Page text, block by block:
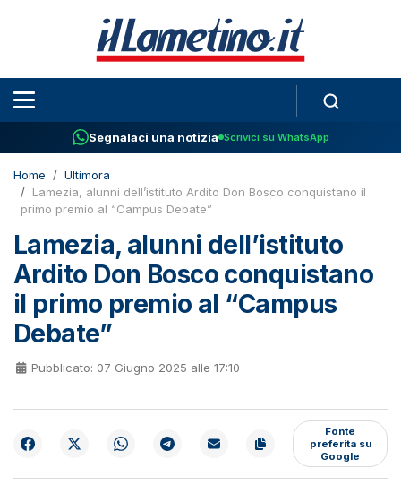
Segnalaci una notizia Scrivici su WhatsApp
Home
Ultimora
Lamezia, alunni dell’istituto Ardito Don Bosco conquistano il
primo premio al “Campus Debate”
Lamezia, alunni dell’istituto
Ardito Don Bosco conquistano
il primo premio al “Campus
Debate”
Pubblicato: 07 Giugno 2025 alle 17:10
Fonte
preferita su
Google